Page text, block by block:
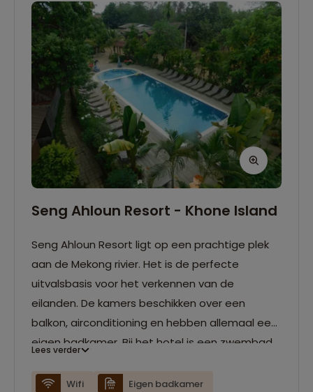
Seng Ahloun Resort - Khone Island
Seng Ahloun Resort ligt op een prachtige plek
aan de Mekong rivier. Het is de perfecte
uitvalsbasis voor het verkennen van de
eilanden. De kamers beschikken over een
balkon, airconditioning en hebben allemaal een
eigen badkamer. Bij het hotel is een zwembad
een actieve dag. Het restaurant van het
Lees verder
Wifi
Eigen badkamer